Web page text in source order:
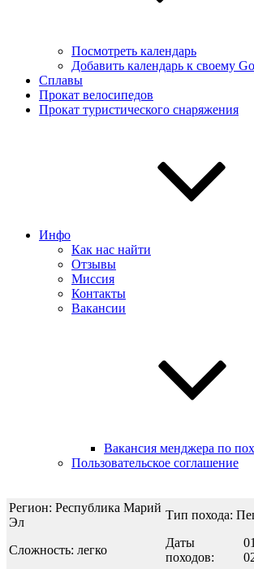
Посмотреть календарь
Добавить календарь к своему
Сплавы
Прокат велосипедов
Прокат туристического снаряжения
Инфо
Как нас найти
Отзывы
Миссия
Контакты
Вакансии
Вакансия менджера по
Пользовательское соглашение
Регион: Республика Марий
Эл
Тип похода:
Сложность: легко
Даты
походов: